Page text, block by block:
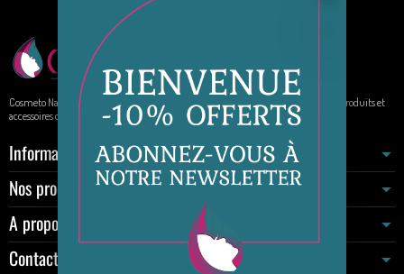
Cosmeto Nature, votre boutique de beauté au naturel. Elle propose à la vente des produits et
accessoires de beauté sur internet.
Informations
Nos produits
A propos
Contactez-nous